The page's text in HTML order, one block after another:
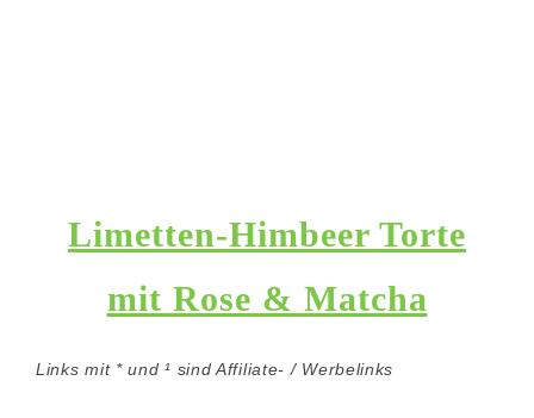
Limetten-Himbeer Torte
mit Rose & Matcha
Links mit * und ¹ sind Affiliate- / Werbelinks